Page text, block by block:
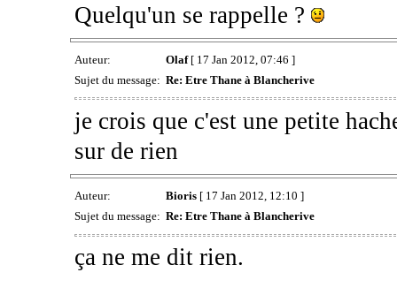
Quelqu'un se rappelle ?
Auteur: Olaf[ 17 Jan 2012, 07:46 ]
Sujet du message: Re: Etre Thane à Blancherive
je crois que c'est une petite
sur de rien
Auteur: Bioris[ 17 Jan 2012, 12:10 ]
Sujet du message: Re: Etre Thane à Blancherive
ça ne me dit rien.